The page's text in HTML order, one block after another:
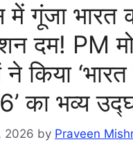
में गूंजा भारत
दम! PM
किया
का भव्य
2026 by Praveen